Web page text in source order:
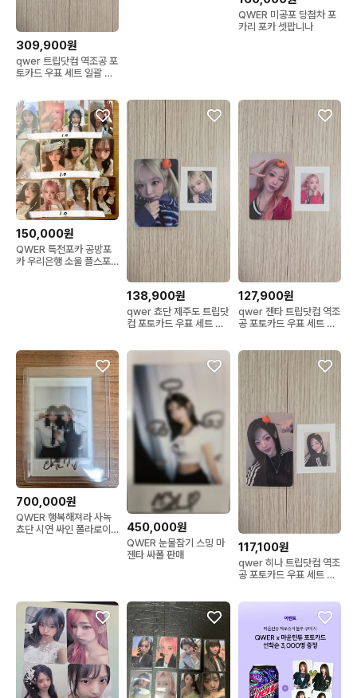
309,900원
qwer 트립닷컴 역조공 포
토카드 우표 세트 일괄 판
QWER 미공포 당첨차 포
카리 포카 셋팝니나
150,000원
QWER 특전포카 공방포
카 우리은행 소울 플스포
138,900원
qwer 쵸단 제주도 트립닷
컴 포토카드 우표 세트 판
127,900원
qwer 젠타 트립닷컴 역조
공 포토카드 우표 세트 판
700,000원
QWER 행복해져라 사녹
쵸단 시연 싸인 폴라로이
450,000원
QWER 눈물참기 스밍 마
젠타 싸폴 판매
117,100원
qwer 히나 트립닷컴 역조
공 포토카드 우표 세트 판